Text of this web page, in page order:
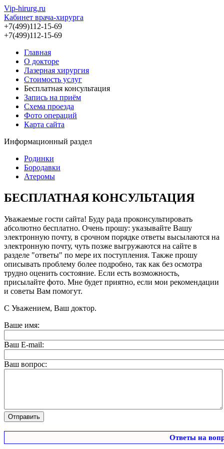
Vip-hirurg.ru
Кабинет врача-хирурга
+7(499)112-15-69
+7(499)112-15-69
Главная
О докторе
Лазерная хирургия
Стоимость услуг
Бесплатная консультация
Запись на приём
Схема проезда
Фото операций
Карта сайта
Информационный раздел
Родинки
Бородавки
Атеромы
БЕСПЛАТНАЯ КОНСУЛЬТАЦИЯ
Уважаемые гости сайта! Буду рада проконсультировать
абсолютно бесплатно. Очень прошу: указывайте Вашу
электронную почту, в срочном порядке ответы высылаются на
электронную почту, чуть позже выгружаются на сайте в
разделе "ответы" по мере их поступления. Также прошу
описывать проблему более подробно, так как без осмотра
трудно оценить состояние. Если есть возможность,
присылайте фото. Мне будет приятно, если мои рекомендации
и советы Вам помогут.
С Уважением, Ваш доктор.
Ваше имя:
Ваш E-mail:
Ваш вопрос:
Ответы на